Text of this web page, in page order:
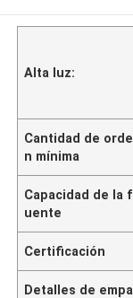
Alta luz:
Cantidad de orde
n mínima
Capacidad de la f
uente
Certificación
Detalles de empa